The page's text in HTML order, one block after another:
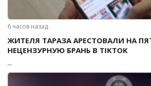
6 часов назад
ЖИТЕЛЯ ТАРАЗА АРЕСТОВАЛИ НА
НЕЦЕНЗУРНУЮ БРАНЬ В TIKTOK
...